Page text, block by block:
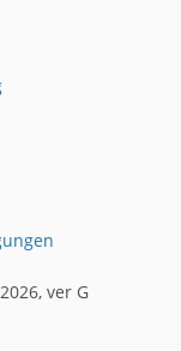
ver G